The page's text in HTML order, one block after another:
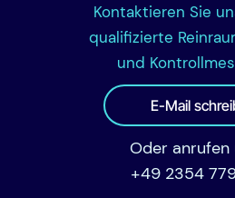
Kontaktieren Sie
qualifizierte
und
E-Mail
Oder anrufen
+49 2354